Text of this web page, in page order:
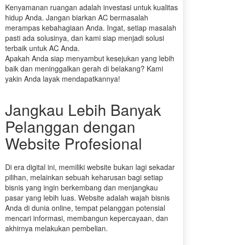
Kenyamanan ruangan adalah investasi untuk kualitas
hidup Anda. Jangan biarkan AC bermasalah
merampas kebahagiaan Anda. Ingat, setiap masalah
pasti ada solusinya, dan kami siap menjadi solusi
terbaik untuk AC Anda.
Apakah Anda siap menyambut kesejukan yang lebih
baik dan meninggalkan gerah di belakang? Kami
yakin Anda layak mendapatkannya!
Jangkau Lebih Banyak
Pelanggan dengan
Website Profesional
Di era digital ini, memiliki website bukan lagi sekadar
pilihan, melainkan sebuah keharusan bagi setiap
bisnis yang ingin berkembang dan menjangkau
pasar yang lebih luas. Website adalah wajah bisnis
Anda di dunia online, tempat pelanggan potensial
mencari informasi, membangun kepercayaan, dan
akhirnya melakukan pembelian.